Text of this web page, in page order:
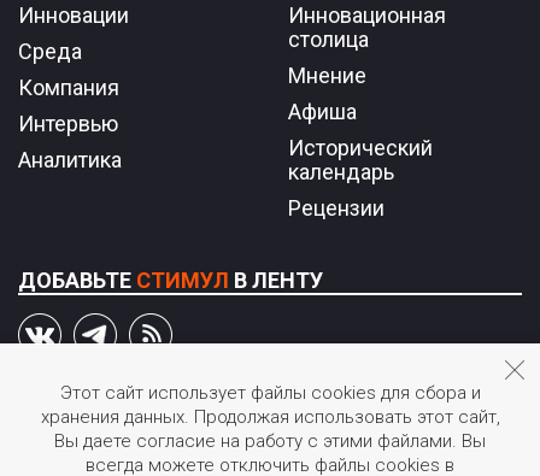
Инновации
Среда
Компания
Интервью
Аналитика
Инновационная
столица
Мнение
Афиша
Исторический
календарь
Рецензии
ДОБАВЬТЕ СТИМУЛ В ЛЕНТУ
© 2026 STIмул.
Журнал об инновациях в России.
Перепечатка или иное воспроизведение материалов
Этот сайт использует файлы cookies для сбора и
хранения данных. Продолжая использовать этот сайт,
Вы даете согласие на работу с этими файлами. Вы
всегда можете отключить файлы cookies в